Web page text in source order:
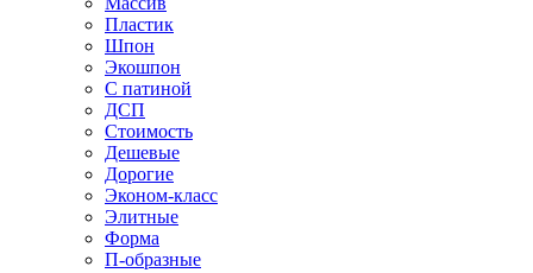
Пластик
Шпон
Экошпон
С патиной
ДСП
Стоимость
Дешевые
Дорогие
Эконом-класс
Элитные
Форма
П-образные